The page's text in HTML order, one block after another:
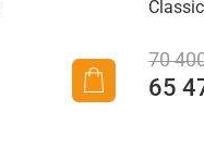
70
65